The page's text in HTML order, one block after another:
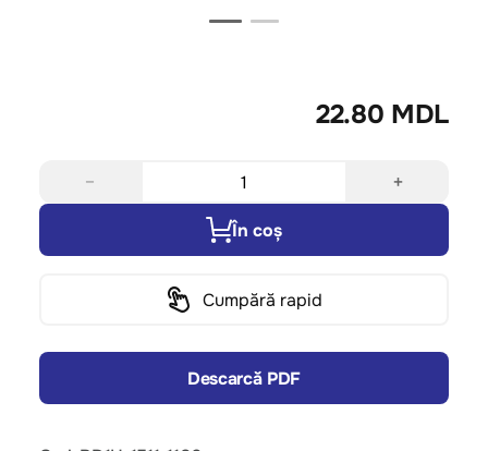
22.80 MDL
− +
În coș
Cumpără rapid
Descarcă PDF